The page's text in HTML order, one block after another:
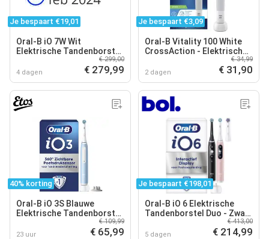
Je bespaart €19,01
Oral-B iO 7W Wit
Elektrische Tandenborstel
4 dagen
€ 299,00
€ 279,99
Je bespaart €3,09
Oral-B Vitality 100 White
CrossAction - Elektrische
Tandenborstel - Powered
By Braun
2 dagen
€ 34,99
€ 31,90
40% korting
Oral-B iO 3S Blauwe
Elektrische Tandenborstel
23 uur
€ 109,99
€ 65,99
Je bespaart €198,01
Oral-B iO 6 Elektrische
Tandenborstel Duo - Zwart
en Roze - Ontworpen Door
Braun
5 dagen
€ 413,00
€ 214,99